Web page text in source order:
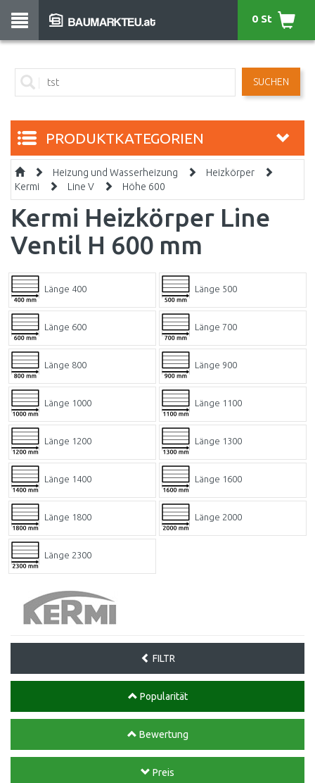
SUCHEN
0 St
PRODUKTKATEGORIEN
Heizung und Wasserheizung
Heizkörper
Kermi
Line V Höhe 600
Kermi Heizkörper Line
Ventil H 600 mm
Länge 400 Länge 500
Länge 600 Länge 700
Länge 800 Länge 900
Länge 1000 Länge 1100
Länge 1200 Länge 1300
Länge 1400 Länge 1600
Länge 1800 Länge 2000
Länge 2300
FILTR
Popularität
Bewertung
Preis